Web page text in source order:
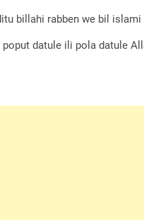
billahi rabben we bil
poput datule ili pola datule